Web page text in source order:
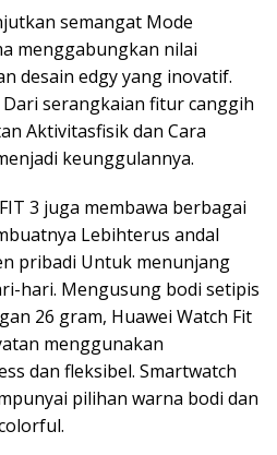
semangat Mode
menggabungkan nilai
desain edgy yang inovatif.
serangkaian fitur canggih
Aktivitasfisik dan Cara
keunggulannya.
3 juga membawa berbagai
Lebihterus andal
pribadi Untuk menunjang
hari. Mengusung bodi setipis
26 gram, Huawei Watch Fit
menggunakan
dan fleksibel. Smartwatch
pilihan warna bodi dan